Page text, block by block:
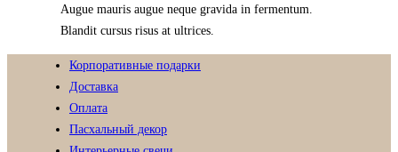
Augue mauris augue neque gravida in fermentum.
Blandit cursus risus at ultrices.
Корпоративные подарки
Доставка
Оплата
Пасхальный декор